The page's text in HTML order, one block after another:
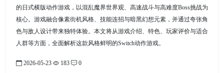
的日式横版动作游戏，以混乱魔界世界观、高速战斗与高难度Boss挑战为
核心。游戏融合像素街机风格、技能连招与暗黑幻想元素，并通过夸张角
色与敌人设计带来独特体验。本文将从游戏介绍、特色、玩家评价与适合
人群等方面，全面解析这款风格鲜明的Switch动作游戏。
2026-05-23 183 0